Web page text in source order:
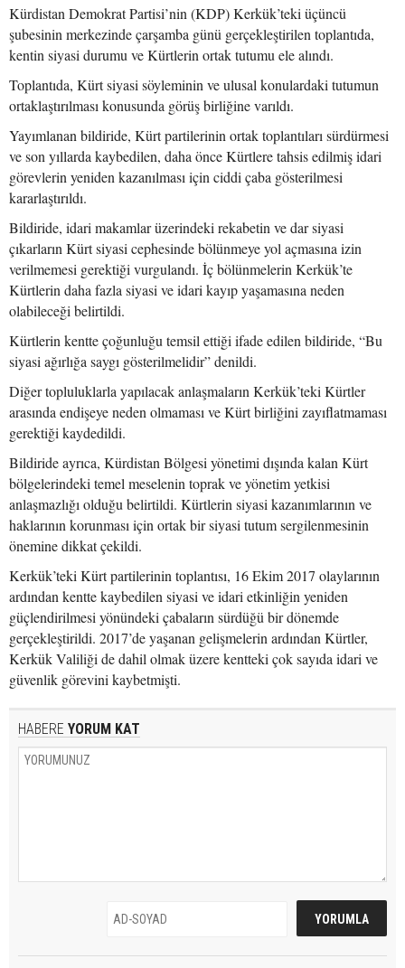
Kürdistan Demokrat Partisi’nin (KDP) Kerkük’teki üçüncü
şubesinin merkezinde çarşamba günü gerçekleştirilen toplantıda,
kentin siyasi durumu ve Kürtlerin ortak tutumu ele alındı.
Toplantıda, Kürt siyasi söyleminin ve ulusal konulardaki tutumun
ortaklaştırılması konusunda görüş birliğine varıldı.
Yayımlanan bildiride, Kürt partilerinin ortak toplantıları sürdürmesi
ve son yıllarda kaybedilen, daha önce Kürtlere tahsis edilmiş idari
görevlerin yeniden kazanılması için ciddi çaba gösterilmesi
kararlaştırıldı.
Bildiride, idari makamlar üzerindeki rekabetin ve dar siyasi
çıkarların Kürt siyasi cephesinde bölünmeye yol açmasına izin
verilmemesi gerektiği vurgulandı. İç bölünmelerin Kerkük’te
Kürtlerin daha fazla siyasi ve idari kayıp yaşamasına neden
olabileceği belirtildi.
Kürtlerin kentte çoğunluğu temsil ettiği ifade edilen bildiride, “Bu
siyasi ağırlığa saygı gösterilmelidir” denildi.
Diğer topluluklarla yapılacak anlaşmaların Kerkük’teki Kürtler
arasında endişeye neden olmaması ve Kürt birliğini zayıflatmaması
gerektiği kaydedildi.
Bildiride ayrıca, Kürdistan Bölgesi yönetimi dışında kalan Kürt
bölgelerindeki temel meselenin toprak ve yönetim yetkisi
anlaşmazlığı olduğu belirtildi. Kürtlerin siyasi kazanımlarının ve
haklarının korunması için ortak bir siyasi tutum sergilenmesinin
önemine dikkat çekildi.
Kerkük’teki Kürt partilerinin toplantısı, 16 Ekim 2017 olaylarının
ardından kentte kaybedilen siyasi ve idari etkinliğin yeniden
güçlendirilmesi yönündeki çabaların sürdüğü bir dönemde
gerçekleştirildi. 2017’de yaşanan gelişmelerin ardından Kürtler,
Kerkük Valiliği de dahil olmak üzere kentteki çok sayıda idari ve
güvenlik görevini kaybetmişti.
HABERE YORUM KAT